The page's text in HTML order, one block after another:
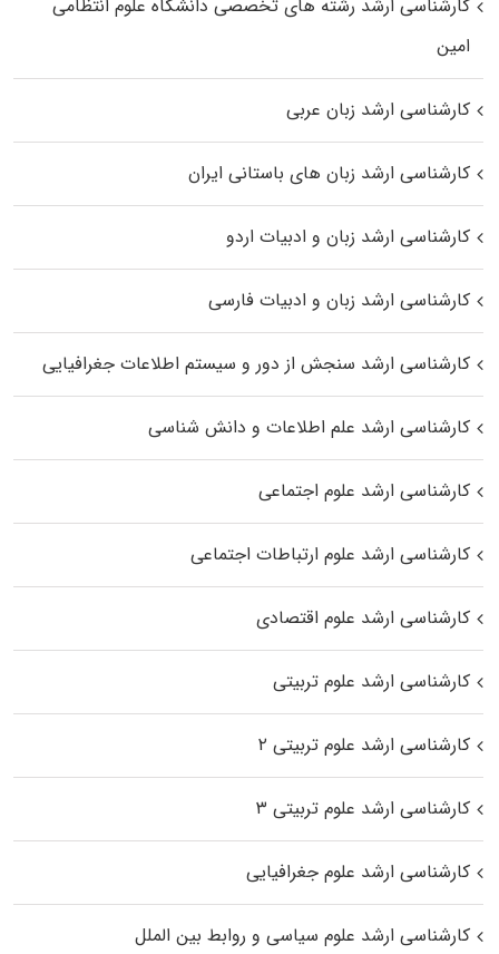
کارشناسی ارشد رﺷﺘﻪ ﻫﺎی تخصصی داﻧﺸﮕﺎه ﻋﻠﻮم انتظامی
اﻣﻴﻦ
کارشناسی ارشد زبان عربی
کارشناسی ارشد زبان‌ های باستانی ایران
کارشناسی ارشد زبان و ادبیات اردو
کارشناسی ارشد زبان و ادبیات فارسی
کارشناسی ارشد سنجش از دور و سیستم اطلاعات جغرافیایی
کارشناسی ارشد علم اطلاعات و دانش شناسی
کارشناسی ارشد علوم اجتماعی
کارشناسی ارشد علوم ارتباطات اجتماعی
کارشناسی ارشد علوم اقتصادی
کارشناسی ارشد علوم تربیتی
کارشناسی ارشد علوم تربیتی ۲
کارشناسی ارشد علوم تربیتی ۳
کارشناسی ارشد علوم جغرافیایی
کارشناسی ارشد علوم سیاسی و روابط بین الملل